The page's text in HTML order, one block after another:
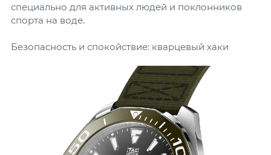
специально для активных людей и поклонников
спорта на воде.
Безопасность и спокойствие: кварцевый хаки